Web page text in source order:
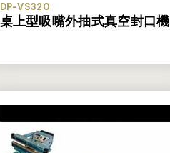
DP-VS320
桌上型吸嘴外抽式真空封口機